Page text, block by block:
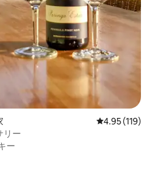
レビュー119
4.95 (119)
リー
ー